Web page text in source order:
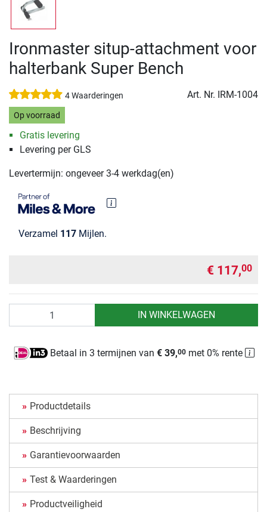
Ironmaster situp-attachment voor
halterbank Super Bench
4 Waarderingen Art. Nr. IRM-1004
Op voorraad
Gratis levering
Levering per GLS
Levertermijn: ongeveer 3-4 werkdag(en)
Verzamel 117 Mijlen.
€ 117,00
IN WINKELWAGEN
Betaal in 3 termijnen van € 39,00met 0% rente
Productdetails
Beschrijving
Garantievoorwaarden
Test & Waarderingen
Productveiligheid